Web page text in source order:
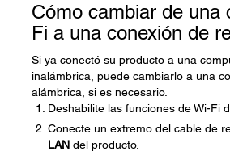
Cómo cambiar de una
Fi a una conexión de
Si ya conectó su producto a una
inalámbrica, puede cambiarlo a una
alámbrica, si es necesario.
Deshabilite las funciones de Wi-Fi
Conecte un extremo del cable de
LAN del producto.